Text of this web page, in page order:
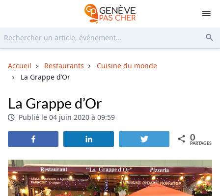
Accueil Restaurants
Cuisine du monde
La Grappe d’Or
La Grappe d’Or
Publié le 04 juin 2020 à 09:59
Tweetez 0
PARTAGES